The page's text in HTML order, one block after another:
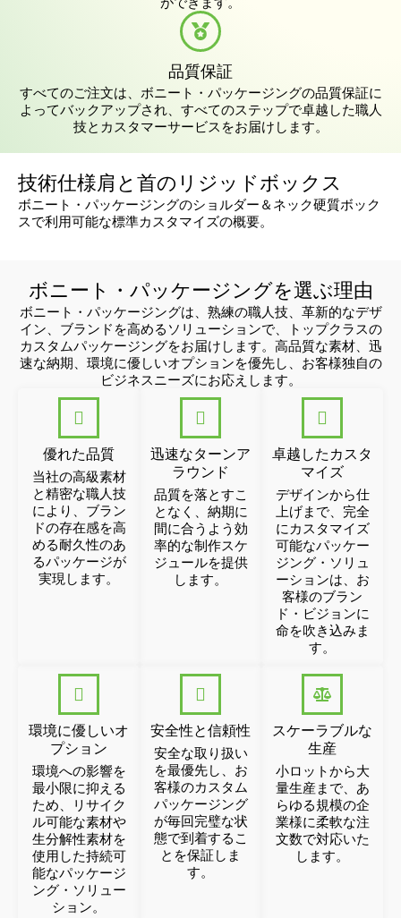
品質保証
すべてのご注文は、ボニート・パッケージングの品質保証に
よってバックアップされ、すべてのステップで卓越した職人
技とカスタマーサービスをお届けします。
技術仕様肩と首のリジッドボックス
ボニート・パッケージングのショルダー＆ネック硬質ボック
スで利用可能な標準カスタマイズの概要。
ボニート・パッケージングを選ぶ理由
ボニート・パッケージングは、熟練の職人技、革新的なデザ
イン、ブランドを高めるソリューションで、トップクラスの
カスタムパッケージングをお届けします。高品質な素材、迅
速な納期、環境に優しいオプションを優先し、お客様独自の
ビジネスニーズにお応えします。
優れた品質
当社の高級素材
と精密な職人技
により、ブラン
ドの存在感を高
める耐久性のあ
るパッケージが
実現します。
迅速なターンア
ラウンド
品質を落とすこ
となく、納期に
間に合うよう効
率的な制作スケ
ジュールを提供
します。
卓越したカスタ
マイズ
デザインから仕
上げまで、完全
にカスタマイズ
可能なパッケー
ジング・ソリュ
ーションは、お
客様のブラン
ド・ビジョンに
命を吹き込みま
す。
環境に優しいオ
プション
環境への影響を
最小限に抑える
ため、リサイク
ル可能な素材や
生分解性素材を
使用した持続可
能なパッケージ
ング・ソリュー
ション。
安全性と信頼性
安全な取り扱い
を最優先し、お
客様のカスタム
パッケージング
が毎回完璧な状
態で到着するこ
とを保証しま
す。
スケーラブルな
生産
小ロットから大
量生産まで、あ
らゆる規模の企
業様に柔軟な注
文数で対応いた
します。